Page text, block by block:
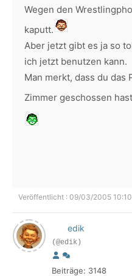
Wegen den
kaputt.
Aber jetzt gibt es ja so
ich jetzt benutzen kann.
Man merkt, dass du das
Zimmer geschossen
Veröffentlicht : 09/03/2005
edik
(@edik)
Beiträge: 3148